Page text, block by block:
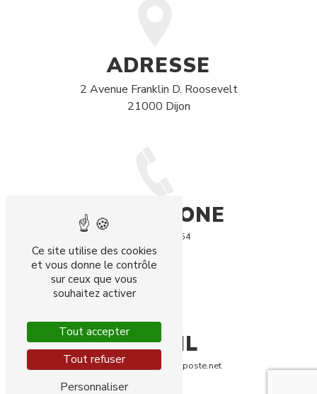
ADRESSE
2 Avenue Franklin D. Roosevelt
21000 Dijon
TÉLÉPHONE
03 80 74 27 54
E-MAIL
chantal.stoerckel@laposte.net
Ce site utilise des cookies
et vous donne le contrôle
sur ceux que vous
souhaitez activer
Tout accepter
Tout refuser
Personnaliser